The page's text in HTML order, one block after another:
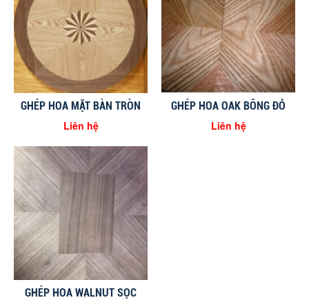
GHÉP HOA MẶT BÀN TRÒN
Liên hệ
GHÉP HOA OAK BÔNG ĐỎ
Liên hệ
GHÉP HOA WALNUT SỌC